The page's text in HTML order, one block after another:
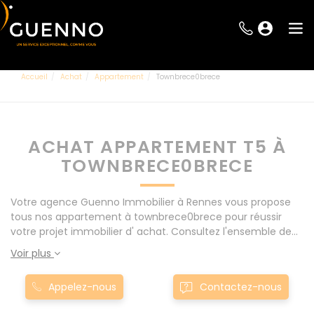
Accueil Achat Appartement Townbrece0brece
ACHAT APPARTEMENT T5 À
TOWNBRECE0BRECE
Votre agence Guenno Immobilier à Rennes vous propose
tous nos appartement à townbrece0brece pour réussir
votre projet immobilier d' achat. Consultez l'ensemble de
nos offres à Rennes mais également aux alentours : Le
Rheu, Pacé, Montgermont... Nos appartement T5 à
townbrece0brece sont proposés au meilleur prix du
marché pour permettre au plus grand nombre de réussir
Voir plus
Appelez-nous Contactez-nous